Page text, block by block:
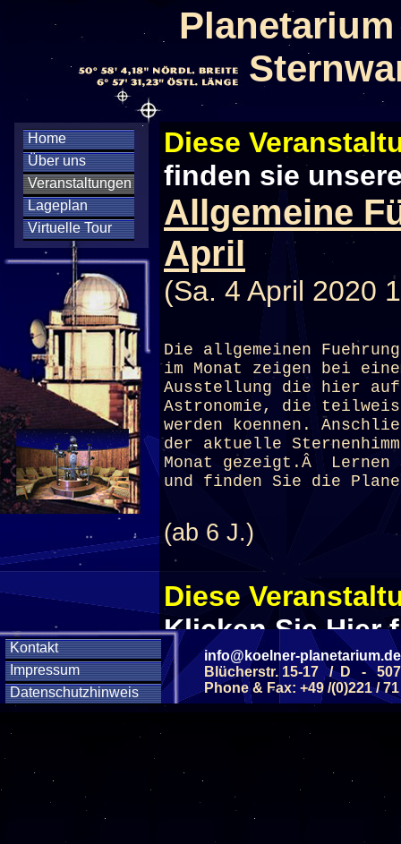
Home
Über uns
Veranstaltungen
Lageplan
Virtuelle Tour
Kontakt
Impressum
Datenschutzhinweis
Diese
finden sie
Allgemeine
April
(Sa. 4 April 2020
Die allgemeinen
im Monat zeigen bei
Ausstellung die hier
Astronomie, die
werden koennen.
der aktuelle
Monat gezeigt.Â
und finden Sie die
(ab 6 J.)
Diese
Klicken Sie Hier
Diese
SAMSTAG
info@koelner-planetarium.de
Blücherstr. 15-17 / D -
Phone & Fax: +49 /(0)221 /